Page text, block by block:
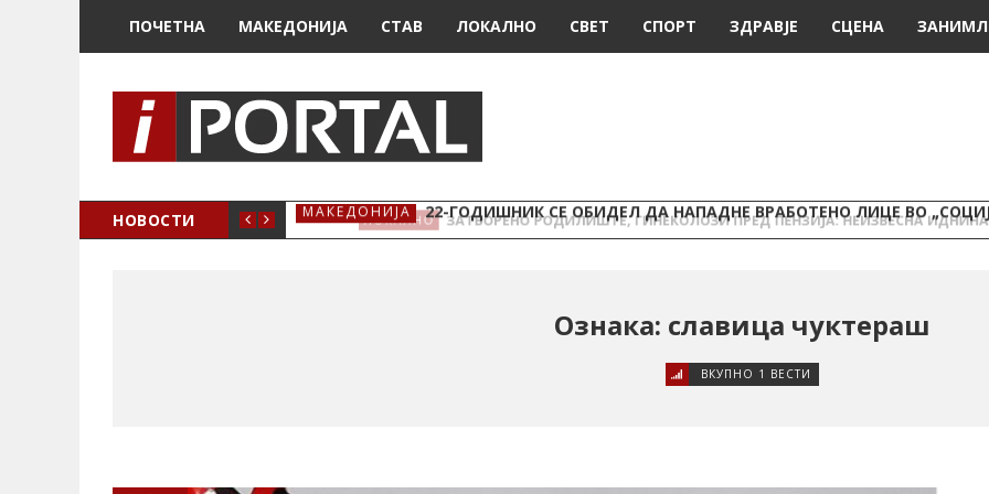
ПОЧЕТНА МАКЕДОНИЈА СТАВ ЛОКАЛНО СВЕТ СПОРТ ЗДРАВЈЕ СЦЕНА
НОВОСТИ
ЖЕНСКО ЗДРАВЈЕ ВО КРИВА ПАЛАНКА МАКЕДОНИЈА 22-ГОДИШНИК СЕ ОБИДЕЛ ДА НАПАДНЕ ВРАБОТЕНО ЛИЦЕ ВО
Ознака: славица чуктераш
ВКУПНО 1 ВЕСТИ